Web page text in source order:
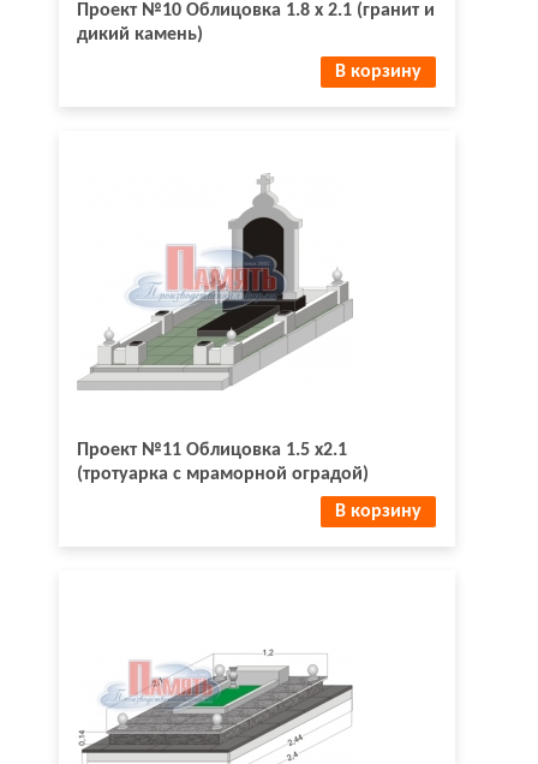
Проект №10 Облицовка 1.8 х 2.1 (гранит и
дикий камень)
В корзину
Проект №11 Облицовка 1.5 х2.1
(тротуарка с мраморной оградой)
В корзину